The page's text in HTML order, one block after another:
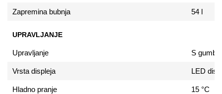
Zapremina bubnja 54 l
UPRAVLJANJE
Upravljanje S
Vrsta displeja LED
Hladno pranje 15 °C